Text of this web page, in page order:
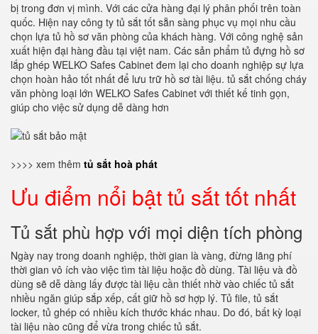
bị trong đơn vị mình. Với các cửa hàng đại lý phân phối trên toàn
quốc. Hiện nay công ty tủ sắt tốt sẵn sàng phục vụ mọi nhu cầu
chọn lựa tủ hồ sơ văn phòng của khách hàng. Với công nghệ sản
xuất hiện đại hàng đầu tại việt nam. Các sản phẩm tủ đựng hồ sơ
lắp ghép WELKO Safes Cabinet đem lại cho doanh nghiệp sự lựa
chọn hoàn hảo tốt nhất để lưu trữ hồ sơ tài liệu. tủ sắt chống cháy
văn phòng loại lớn WELKO Safes Cabinet với thiết kế tinh gọn,
giúp cho việc sử dụng dễ dàng hơn
>>>> xem thêm tủ sắt hoà phát
Ưu điểm nổi bật tủ sắt tốt nhất
Tủ sắt phù hợp với mọi diện tích phòng
Ngày nay trong doanh nghiệp, thời gian là vàng, đừng lãng phí
thời gian vô ích vào việc tìm tài liệu hoặc đồ dùng. Tài liệu và đồ
dùng sẽ dễ dàng lấy được tài liệu cần thiết nhờ vào chiếc tủ sắt
nhiều ngăn giúp sắp xếp, cất giữ hồ sơ hợp lý. Tủ file, tủ sắt
locker, tủ ghép có nhiều kích thước khác nhau. Do đó, bất kỳ loại
tài liệu nào cũng để vừa trong chiếc tủ sắt.